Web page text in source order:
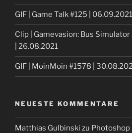
GIF | Game Talk #125 | 06.09.2021
Clip | Gamevasion: Bus
| 26.08.2021
GIF | MoinMoin #1578 |
NEUESTE KOMMENTARE
Matthias Gulbinski zu Photoshop